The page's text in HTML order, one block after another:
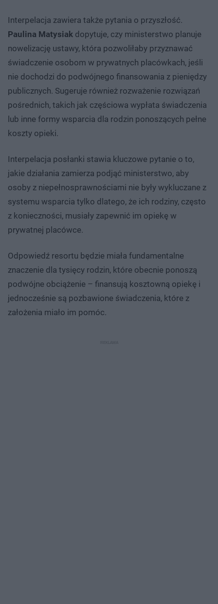
Interpelacja zawiera także pytania o przyszłość.
Paulina Matysiak dopytuje, czy ministerstwo planuje
nowelizację ustawy, która pozwoliłaby przyznawać
świadczenie osobom w prywatnych placówkach, jeśli
nie dochodzi do podwójnego finansowania z pieniędzy
publicznych. Sugeruje również rozważenie rozwiązań
pośrednich, takich jak częściowa wypłata świadczenia
lub inne formy wsparcia dla rodzin ponoszących pełne
koszty opieki.
Interpelacja posłanki stawia kluczowe pytanie o to,
jakie działania zamierza podjąć ministerstwo, aby
osoby z niepełnosprawnościami nie były wykluczane z
systemu wsparcia tylko dlatego, że ich rodziny, często
z konieczności, musiały zapewnić im opiekę w
prywatnej placówce.
Odpowiedź resortu będzie miała fundamentalne
znaczenie dla tysięcy rodzin, które obecnie ponoszą
podwójne obciążenie – finansują kosztowną opiekę i
jednocześnie są pozbawione świadczenia, które z
założenia miało im pomóc.